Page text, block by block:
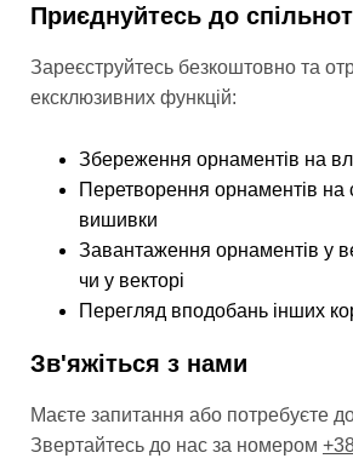
Приєднуйтесь до
Зареєструйтесь безкоштовно та
ексклюзивних функцій:
Збереження орнаментів на
Перетворення орнаментів на
вишивки
Завантаження орнаментів у
чи у векторі
Перегляд вподобань інших
Зв'яжіться з нами
Маєте запитання або потребуєте
Звертайтесь до нас за номером